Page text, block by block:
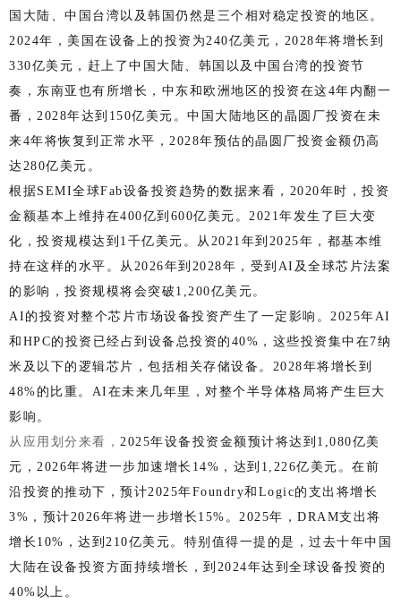
国大陆、中国台湾以及韩国仍然是三个相对稳定投资的地区。
2024年，美国在设备上的投资为240亿美元，2028年将增长到
330亿美元，赶上了中国大陆、韩国以及中国台湾的投资节
奏，东南亚也有所增长，中东和欧洲地区的投资在这4年内翻一
番，2028年达到150亿美元。中国大陆地区的晶圆厂投资在未
来4年将恢复到正常水平，2028年预估的晶圆厂投资金额仍高
达280亿美元。
根据SEMI全球Fab设备投资趋势的数据来看，2020年时，投资
金额基本上维持在400亿到600亿美元。2021年发生了巨大变
化，投资规模达到1千亿美元。从2021年到2025年，都基本维
持在这样的水平。从2026年到2028年，受到AI及全球芯片法案
的影响，投资规模将会突破1,200亿美元。
AI的投资对整个芯片市场设备投资产生了一定影响。2025年AI
和HPC的投资已经占到设备总投资的40%，这些投资集中在7纳
米及以下的逻辑芯片，包括相关存储设备。2028年将增长到
48%的比重。AI在未来几年里，对整个半导体格局将产生巨大
影响。
从应用划分来看， 2025年设备投资金额预计将达到1,080亿美
元，2026年将进一步加速增长14%，达到1,226亿美元。在前
沿投资的推动下，预计2025年Foundry和Logic的支出将增长
3%，预计2026年将进一步增长15%。2025年，DRAM支出将
增长10%，达到210亿美元。特别值得一提的是，过去十年中国
大陆在设备投资方面持续增长，到2024年达到全球设备投资的
40%以上。